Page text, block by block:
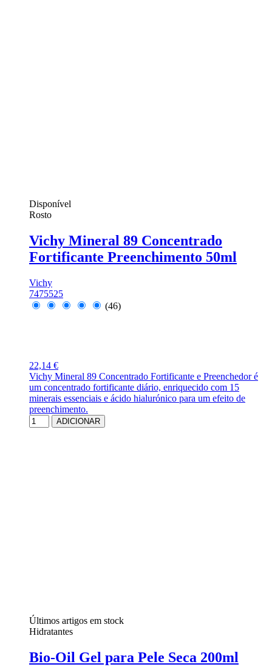
Disponível
Rosto
Vichy Mineral 89 Concentrado
Fortificante Preenchimento 50ml
Vichy
7475525
(46)
22,14 €
Vichy Mineral 89 Concentrado Fortificante e Preenchedor é
um concentrado fortificante diário, enriquecido com 15
minerais essenciais e ácido hialurónico para um efeito de
preenchimento.
ADICIONAR
Últimos artigos em stock
Hidratantes
Bio-Oil Gel para Pele Seca 200ml